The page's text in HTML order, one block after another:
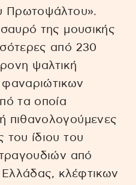
Πρωτοψάλτου».
της μουσικής
από 230
ψαλτική
τα οποία
πιθανολογούμενες
του ίδιου του
από
Ελλάδας, κλέφτικων